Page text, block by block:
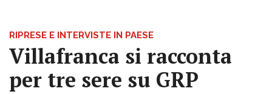
RIPRESE E INTERVISTE IN PAESE
Villafranca si racconta
per tre sere su GRP